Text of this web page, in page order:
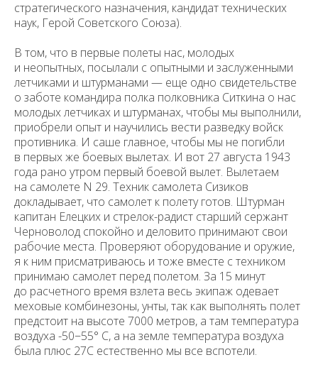
стратегического назначения, кандидат технических
наук, Герой Советского Союза).
В том, что в первые полеты нас, молодых
и неопытных, посылали с опытными и заслуженными
летчиками и штурманами — еще одно свидетель­стве
о заботе командира полка полковника Ситкина о нас
молодых лет­чиках и штурманах, чтобы мы выполнили,
приобрели опыт и научились вести разведку войск
противника. И саше главное, чтобы мы не погиб­ли
в первых же боевых вылетах. И вот 27 августа 1943
года рано утром первый боевой вылет. Вылетаем
на самолете N 29. Техник самолета Сизиков
докладывает, что самолет к полету готов. Штурман
капитан Елецких и стрелок-радист старший сержант
Черноволод спокойно и деловито принимают свои
рабочие места. Проверяют оборудование и оружие,
я к ним присматриваюсь и тоже вместе с техником
принимаю самолет перед полетом. За 15 минут
до расчетного время взлета весь экипаж одевает
меховые комбинезоны, унты, так как выполнять полет
предстоит на высоте 7000 метров, а там температура
воздуха -50−55° С, а на земле температура воздуха
была плюс 27С естественно мы все вспотели.